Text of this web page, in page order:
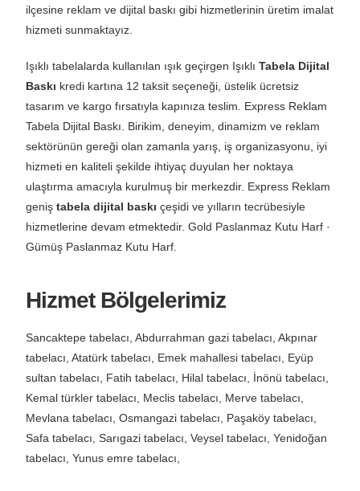
ilçesine reklam ve dijital baskı gibi hizmetlerinin üretim imalat
hizmeti sunmaktayız.
Işıklı tabelalarda kullanılan ışık geçirgen IşıklıTabela Dijital
Baskı kredi kartına 12 taksit seçeneği, üstelik ücretsiz
tasarım ve kargo fırsatıyla kapınıza teslim. Express Reklam
Tabela Dijital Baskı. Birikim, deneyim, dinamizm ve reklam
sektörünün gereği olan zamanla yarış, iş organizasyonu, iyi
hizmeti en kaliteli şekilde ihtiyaç duyulan her noktaya
ulaştırma amacıyla kurulmuş bir merkezdir. Express Reklam
geniştabela dijital baskı çeşidi ve yılların tecrübesiyle
hizmetlerine devam etmektedir. Gold Paslanmaz Kutu Harf ·
Gümüş Paslanmaz Kutu Harf.
Hizmet Bölgelerimiz
Sancaktepe tabelacı, Abdurrahman gazi tabelacı, Akpınar
tabelacı, Atatürk tabelacı, Emek mahallesi tabelacı, Eyüp
sultan tabelacı, Fatih tabelacı, Hilal tabelacı, İnönü tabelacı,
Kemal türkler tabelacı, Meclis tabelacı, Merve tabelacı,
Mevlana tabelacı, Osmangazi tabelacı, Paşaköy tabelacı,
Safa tabelacı, Sarıgazi tabelacı, Veysel tabelacı, Yenidoğan
tabelacı, Yunus emre tabelacı,